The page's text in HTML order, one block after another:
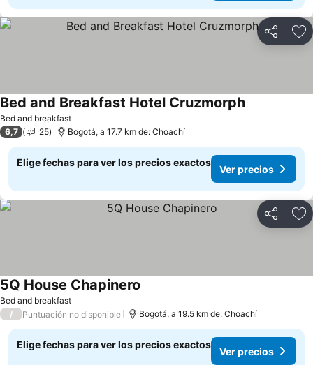
Compartir
Bed and breakfast
Bed and Breakfast Hotel Cruzmorph
6,7 25 Bogotá, a 17.7 km de: Choachí
Elige fechas para ver los precios exactos
Ver precios
Compartir
Bed and breakfast
5Q House Chapinero
/ Puntuación no disponible Bogotá, a 19.5 km de: Choachí
Elige fechas para ver los precios exactos
Ver precios